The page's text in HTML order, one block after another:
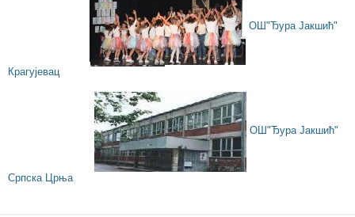
ОШ"Ђура Јакшић"
Крагујевац
ОШ"Ђура Јакшић"
Српска Црња